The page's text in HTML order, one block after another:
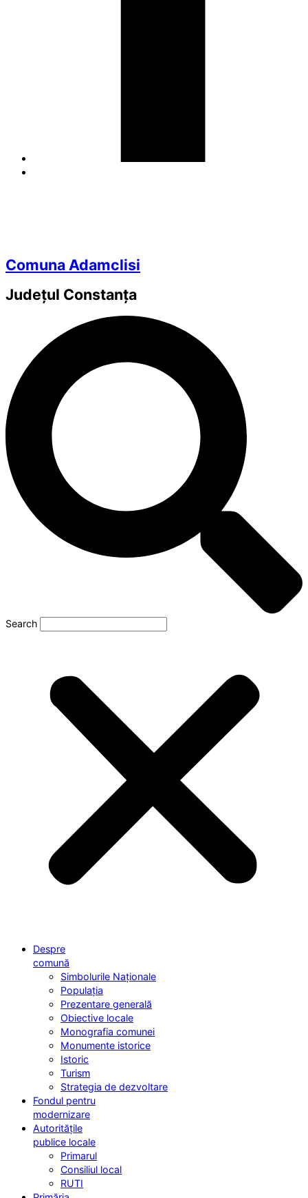
Comuna Adamclisi
Județul Constanța
Search
Despre
comună
Simbolurile Naționale
Populația
Prezentare generală
Obiective locale
Monografia comunei
Monumente istorice
Istoric
Turism
Strategia de dezvoltare
Fondul pentru
modernizare
Autoritățile
publice locale
Primarul
Consiliul local
RUTI